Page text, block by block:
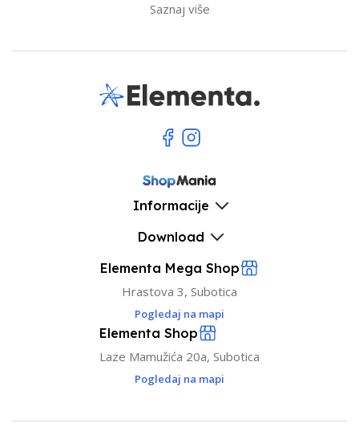
Saznaj više
Informacije
Download
Elementa Mega Shop
Hrastova 3, Subotica
Pogledaj na mapi
Elementa Shop
Laze Mamužića 20a, Subotica
Pogledaj na mapi